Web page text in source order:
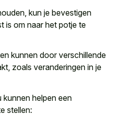
kun je bevestigen
is om naar het potje te
kunnen door verschillende
zoals veranderingen in je
kunnen helpen een
stellen: